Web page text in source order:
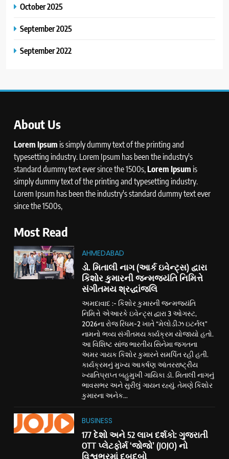
October 2025
September 2025
September 2022
About Us
Lorem Ipsum is simply dummy text of the printing and
typesetting industry. Lorem Ipsum has been the industry's
standard dummy text ever since the 1500s,Lorem Ipsum is
simply dummy text of the printing and typesetting industry.
Lorem Ipsum has been the industry's standard dummy text ever
since the 1500s,
Most Read
AHMEDABAD
ડો. મિતાલી નાગ (આર્ક ઇવેન્ટ્સ) દ્વારા
કિશોર કુમારની જન્મજયંતિ નિમિત્તે
સંગીતમય શ્રદ્ધાંજલિ
અમદાવાદ :- કિશોર કુમારની જન્મજયંતિ
નિમિત્તે એઆરકે ઇવેન્ટ્સ દ્વારા 3 ઓગસ્ટ,
2026ના રોજ રિધમ-2 ખાતે “મેલોડીઝ ઇટર્નલ”
નામનો ભવ્ય સંગીતમય કાર્યક્રમ યોજાયો હતો.
આ વિશિષ્ટ સાંજ ભારતીય સિનેમા જગતના
અમર ગાયક કિશોર કુમારને સમર્પિત રહી હતી.
કાર્યક્રમનું મુખ્ય આકર્ષણ આંતરરાષ્ટ્રીય
ખ્યાતિપ્રાપ્ત બહુમુખી ગાયિકા ડૉ. મિતાલી નાગનું
ભાવસભર અને સુરીલું ગાયન રહ્યું. તેમણે કિશોર
કુમારના અનેક...
BUSINESS
177 દેશો અને 52 લાખ દર્શકો: ગુજરાતી
OTT પ્લેટફોર્મ ‘જોજો’ (JOJO) નો
વિશ્વભરમાં દબદબો